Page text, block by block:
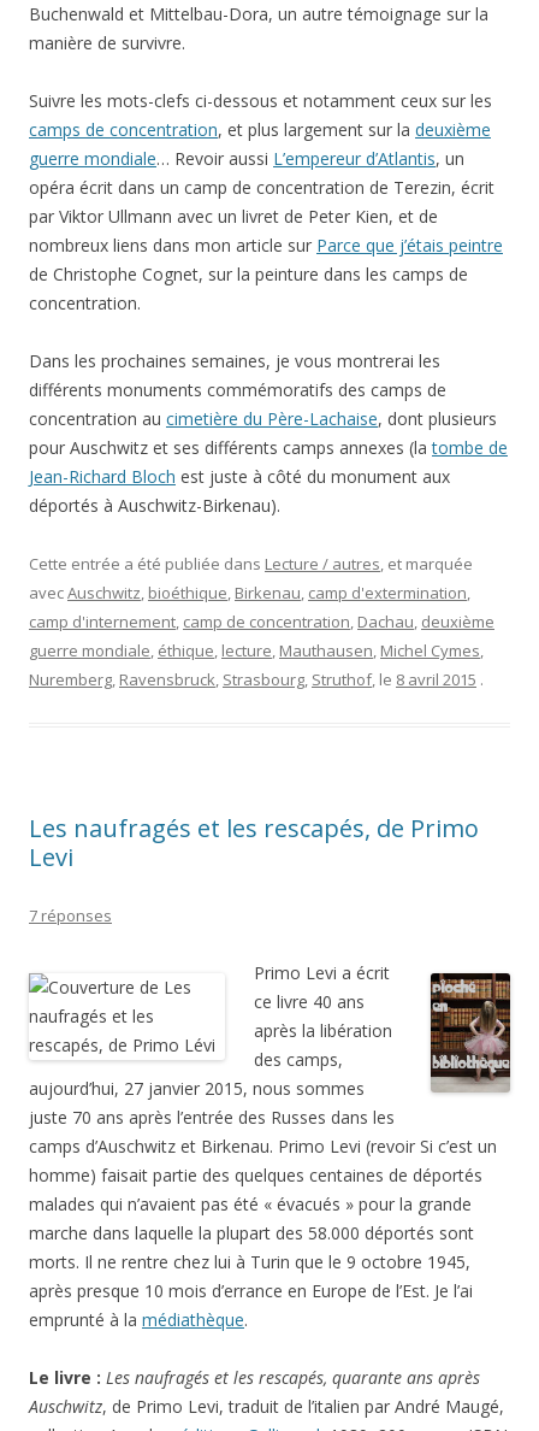
Suivre les mots-clefs ci-dessous et notamment ceux sur les
guerre mondiale… Revoir aussiL’empereur d’Atlantis, un
opéra écrit dans un camp de concentration de Terezin, écrit
par Viktor Ullmann avec un livret de Peter Kien, et de
nombreux liens dans mon article surParce que j’étais peintre
de Christophe Cognet, sur la peinture dans les camps de
concentration.
Dans les prochaines semaines, je vous montrerai les
concentration aucimetière du Père-Lachaise, dont plusieurs
pour Auschwitz et ses différents camps annexes (latombe de
Jean-Richard Blochest juste à côté du monument aux
déportés à Auschwitz-Birkenau).
Cette entrée a été publiée dansLecture / autres
camp d'internement,camp de concentration,Dachau,deuxième
guerre mondiale,éthique,lecture,Mauthausen,Michel Cymes
Nuremberg,Ravensbruck, Strasbourg,Struthof, le8 avril 2015.
7 réponses
après la libération
des camps,
aujourd’hui, 27 janvier 2015, nous sommes
juste 70 ans après l’entrée des Russes dans les
camps d’Auschwitz et Birkenau. Primo Levi (revoir Si c’est un
homme) faisait partie des quelques centaines de déportés
malades qui n’avaient pas été « évacués » pour la grande
marche dans laquelle la plupart des 58.000 déportés sont
morts. Il ne rentre chez lui à Turin que le 9 octobre 1945,
après presque 10 mois d’errance en Europe de l’Est. Je l’ai
emprunté à lamédiathèque
Le livre : Les naufragés et les rescapés, quarante ans après
collection Arcades,éditions Gallimard, 1989, 200 pages, ISBN
9782070715114.